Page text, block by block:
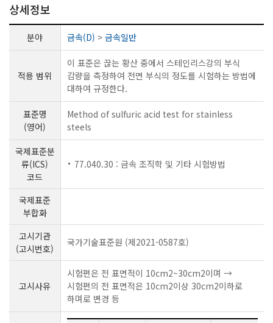
상세정보
분야 금속(D) > 금속일반
적용 범위
이 표준은 끊는 황산 중에서 스테인리스강의 부식
감량을 측정하여 전면 부식의 정도를 시험하는 방법에
대하여 규정한다.
표준명
(영어)
Method of sulfuric acid test for stainless
steels
국제표준분
류(ICS)
코드
77.040.30 : 금속 조직학 및 기타 시험방법
국제표준
부합화
고시기관
(고시번호)
국가기술표준원 (제2021-0587호)
고시사유
시험편은 전 표면적이 10cm2~30cm2이며 →
시험편의 전 표면적은 10cm2이상 30cm2이하로
하며로 변경 등